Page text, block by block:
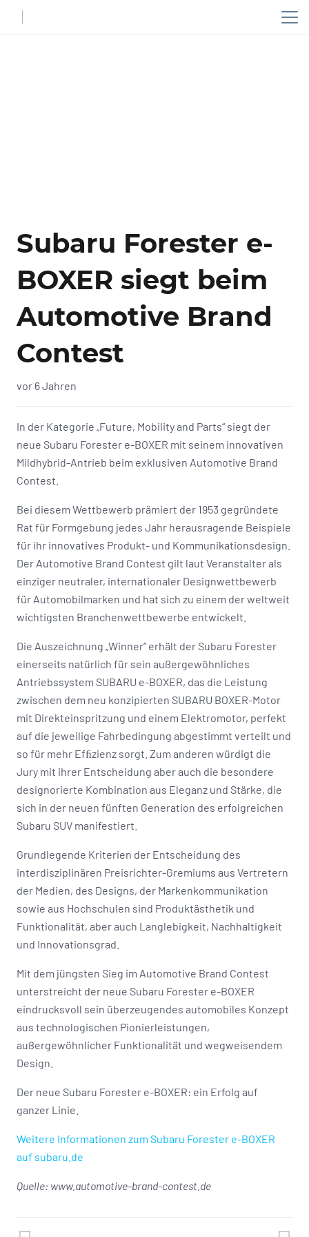
Subaru Forester e-
BOXER siegt beim
Automotive Brand
Contest
vor 6 Jahren
In der Kategorie „Future, Mobility and Parts“ siegt der
neue Subaru Forester e-BOXER mit seinem innovativen
Mildhybrid-Antrieb beim exklusiven Automotive Brand
Contest.
Bei diesem Wettbewerb prämiert der 1953 gegründete
Rat für Formgebung jedes Jahr herausragende Beispiele
für ihr innovatives Produkt- und Kommunikationsdesign.
Der Automotive Brand Contest gilt laut Veranstalter als
einziger neutraler, internationaler Designwettbewerb
für Automobilmarken und hat sich zu einem der weltweit
wichtigsten Branchenwettbewerbe entwickelt.
Die Auszeichnung „Winner“ erhält der Subaru Forester
einerseits natürlich für sein außergewöhnliches
Antriebssystem SUBARU e-BOXER, das die Leistung
zwischen dem neu konzipierten SUBARU BOXER-Motor​
mit Direkteinspritzung und einem Elektromotor, perfekt
auf die jeweilige Fahrbedingung abgestimmt verteilt und
so für mehr Efﬁzienz sorgt. Zum anderen würdigt die
Jury mit ihrer Entscheidung aber auch die besondere
designorierte Kombination aus Eleganz und Stärke, die
sich in der neuen fünften Generation des erfolgreichen
Subaru SUV manifestiert.
Grundlegende Kriterien der Entscheidung des
interdisziplinären Preisrichter-Gremiums aus Vertretern
der Medien, des Designs, der Markenkommunikation
sowie aus Hochschulen sind Produktästhetik und
Funktionalität, aber auch Langlebigkeit, Nachhaltigkeit
und Innovationsgrad.
Mit dem jüngsten Sieg im Automotive Brand Contest
unterstreicht der neue Subaru Forester e-BOXER
eindrucksvoll sein überzeugendes automobiles Konzept
aus technologischen Pionierleistungen,
außergewöhnlicher Funktionalität und wegweisendem
Design.
Der neue Subaru Forester e-BOXER: ein Erfolg auf
ganzer Linie.
Weitere Informationen zum Subaru Forester e-BOXER
auf subaru.de
Quelle: www.automotive-brand-contest.de